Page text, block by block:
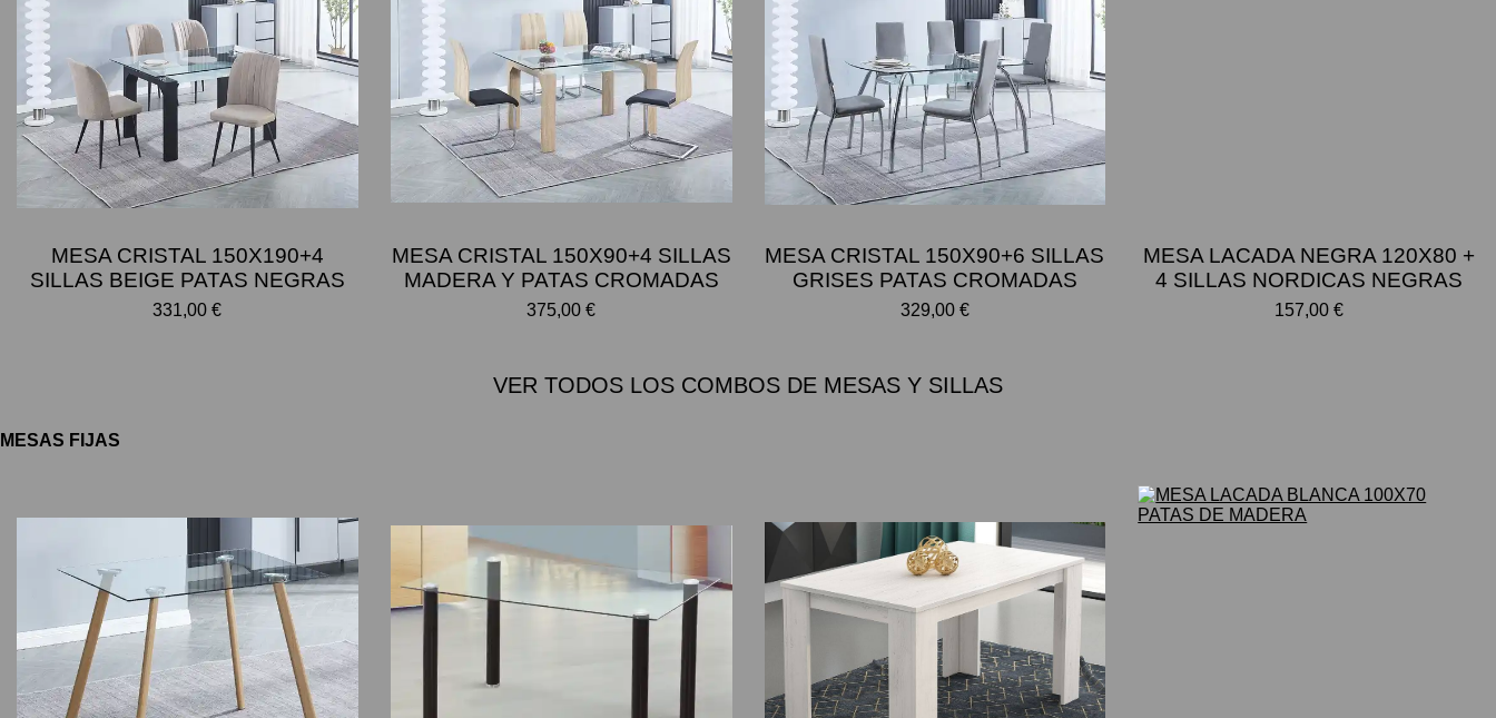
MESA CRISTAL 150X190+4
SILLAS BEIGE PATAS NEGRAS
331,00 €
MESA CRISTAL 150X90+4 SILLAS
MADERA Y PATAS CROMADAS
375,00 €
MESA CRISTAL 150X90+6 SILLAS
GRISES PATAS CROMADAS
329,00 €
MESA LACADA NEGRA 120X80 +
4 SILLAS NORDICAS NEGRAS
157,00 €
VER TODOS LOS COMBOS DE MESAS Y SILLAS
MESAS FIJAS